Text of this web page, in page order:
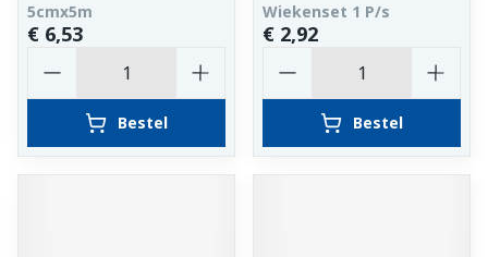
5cmx5m
€ 6,53
Bestel
Wiekenset 1 P/s
€ 2,92
Bestel